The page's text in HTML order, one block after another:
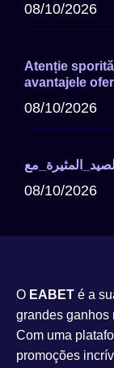
08/10/2026
Atenție
avantajele
08/10/2026
08/10/2026
O EABET é a
grandes ganhos
Com uma
promoções